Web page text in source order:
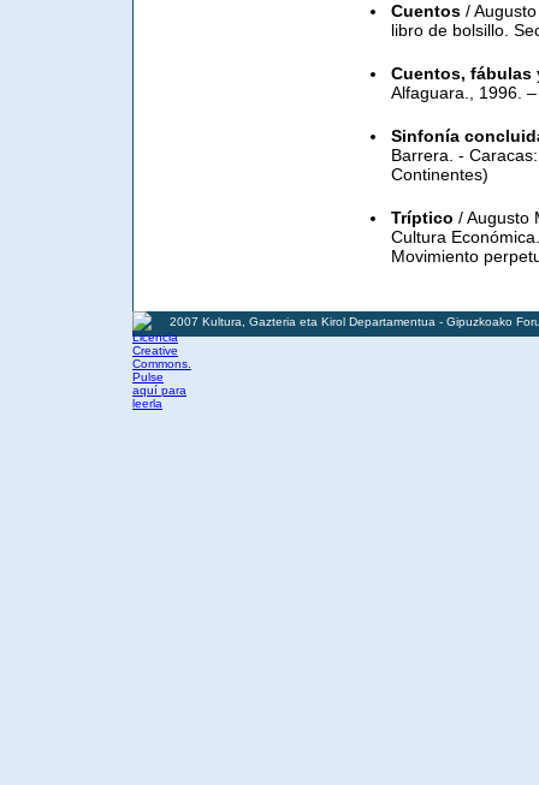
Cuentos /
libro de bolsillo.
Cuentos, fábulas
Alfaguara., 1996.
Sinfonía
Barrera. -
Continentes)
Tríptico / Augusto
Cultura
Movimiento
2007 Kultura, Gazteria eta Kirol Departamentua - Gipuzkoako